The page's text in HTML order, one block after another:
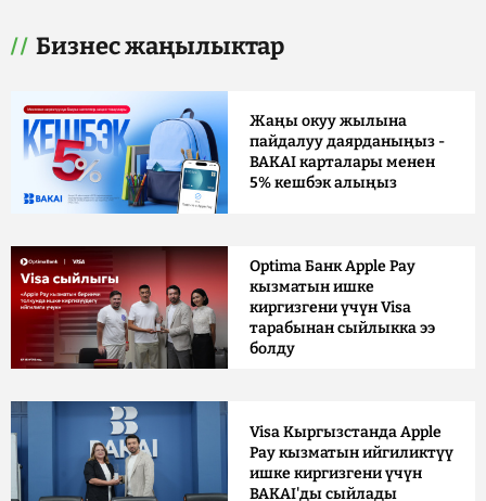
Бизнес жаңылыктар
Жаңы окуу жылына
пайдалуу даярданыңыз -
BAKAI карталары менен
5% кешбэк алыңыз
Optima Банк Apple Pay
кызматын ишке
киргизгени үчүн Visa
тарабынан сыйлыкка ээ
болду
Visa Кыргызстанда Apple
Pay кызматын ийгиликтүү
ишке киргизгени үчүн
BAKAI'ды сыйлады